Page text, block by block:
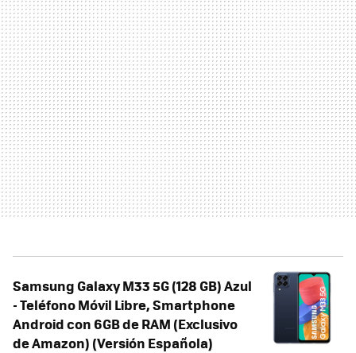
Samsung Galaxy M33 5G (128 GB) Azul
- Teléfono Móvil Libre, Smartphone
Android con 6GB de RAM (Exclusivo
de Amazon) (Versión Española)